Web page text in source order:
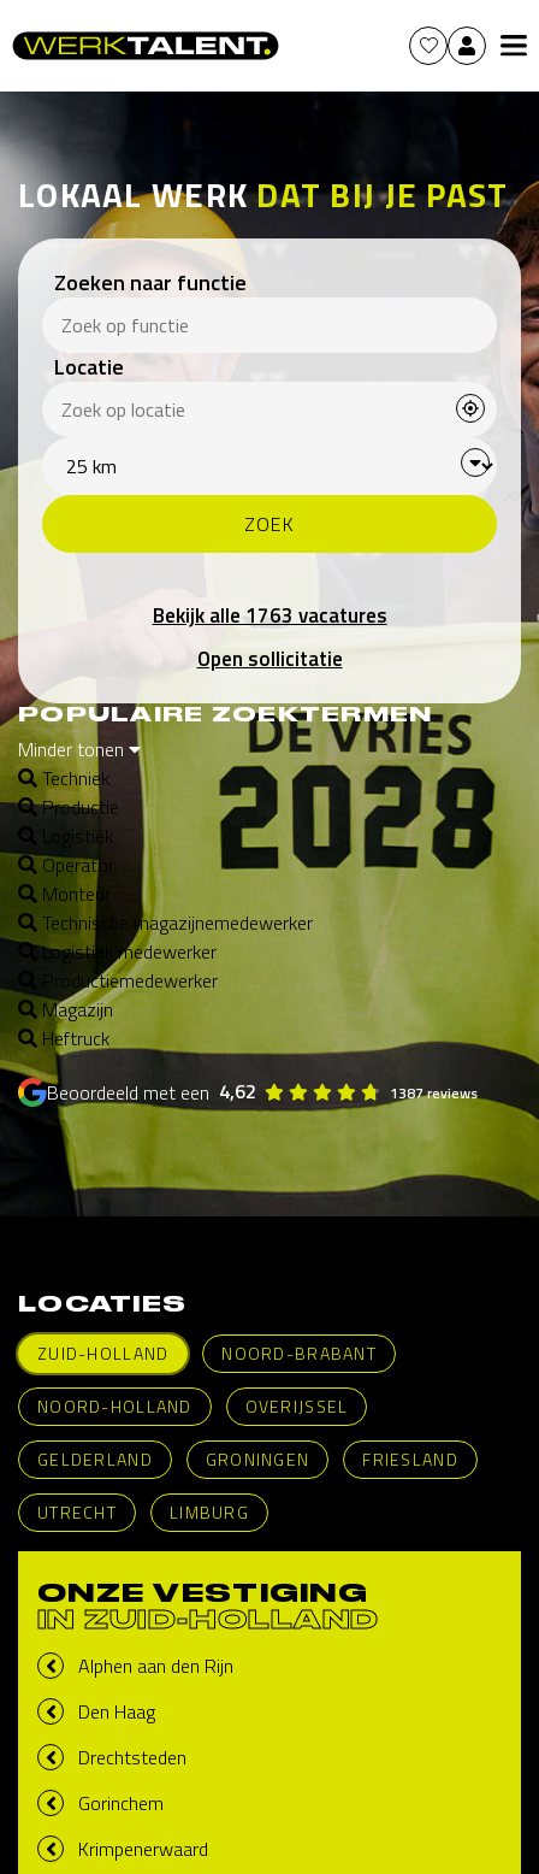
LOKAAL WERKDAT BIJ JE PAST
Zoeken naar functie
Locatie
Bekijk alle 1763 vacatures
Open sollicitatie
POPULAIRE ZOEKTERMEN
Minder tonen
Techniek
Productie
Logistiek
Operator
Monteur
Technische magazijnemedewerker
Logistiek medewerker
Productiemedewerker
Magazijn
Heftruck
Beoordeeld met een 4,62 1387 reviews
LOCATIES
ZUID-HOLLAND
NOORD-BRABANT
NOORD-HOLLAND OVERIJSSEL
GELDERLAND GRONINGEN FRIESLAND
UTRECHT LIMBURG
ONZE VESTIGING
IN ZUID-HOLLAND
Alphen aan den Rijn
Den Haag
Drechtsteden
Gorinchem
Krimpenerwaard